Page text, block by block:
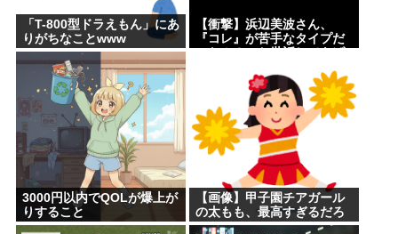
「T-800型ドラえもん」にあ
りがちなことwww
【衝撃】浜辺美波さん、
『コレ』が苦手なタイプだ
まうw w w w w w w w w
3000円以内でQOLが爆上が
りすること
【画像】甲子園チアガール
の太もも、最高すぎるだろ
www